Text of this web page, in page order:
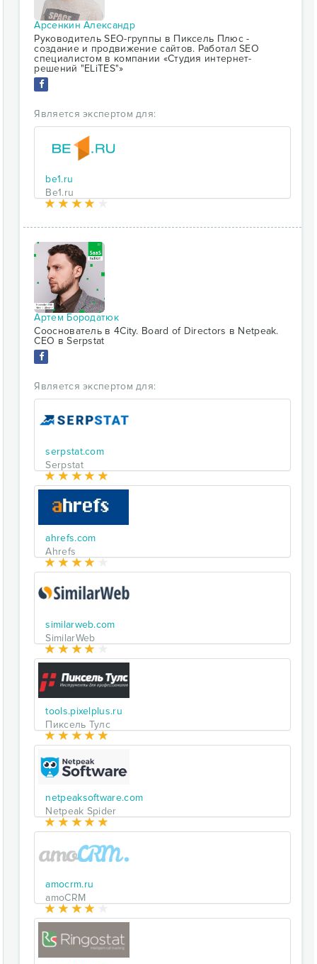
Арсенкин Александр
Руководитель SEO-группы в Пиксель Плюс -
создание и продвижение сайтов. Работал SEO
специалистом в компании «Студия интернет-
решений "ELiTES"»
Является экспертом для:
be1.ru
Вe1.ru
Артем Бородатюк
Сооснователь в 4City. Board of Directors в Netpeak.
CEO в Serpstat
Является экспертом для:
serpstat.com
Serpstat
ahrefs.com
Ahrefs
similarweb.com
SimilarWeb
tools.pixelplus.ru
Пиксель Тулс
netpeaksoftware.com
Netpeak Spider
amocrm.ru
amoCRM